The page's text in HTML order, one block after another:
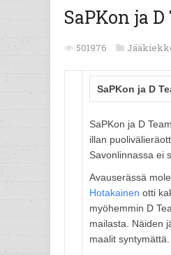
SaPKon ja
501976
SaPKon ja D
SaPKon ja D
illan
Savonlinnassa ei
Avauserässä
Hotakainen otti
myöhemmin D
mailasta. Näiden
maalit syntymättä.